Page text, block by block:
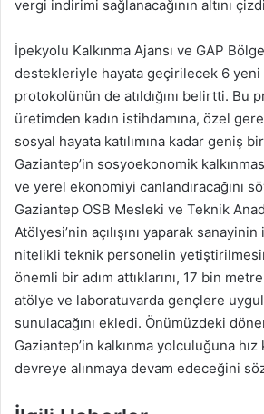
vergi indirimi sağlanacağının altını
İpekyolu Kalkınma Ajansı ve GAP
destekleriyle hayata geçirilecek 6
protokolünün de atıldığını belirtti. Bu
üretimden kadın istihdamına, özel
sosyal hayata katılımına kadar geniş
Gaziantep’in sosyoekonomik
ve yerel ekonomiyi canlandıracağını
Gaziantep OSB Mesleki ve Teknik
Atölyesi’nin açılışını yaparak
nitelikli teknik personelin
önemli bir adım attıklarını, 17 bin
atölye ve laboratuvarda gençlere
sunulacağını ekledi. Önümüzdeki
Gaziantep’in kalkınma yolculuğuna
devreye alınmaya devam edeceğini